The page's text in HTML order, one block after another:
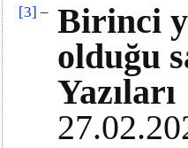
[3] – Birinci
olduğu
Yazıları